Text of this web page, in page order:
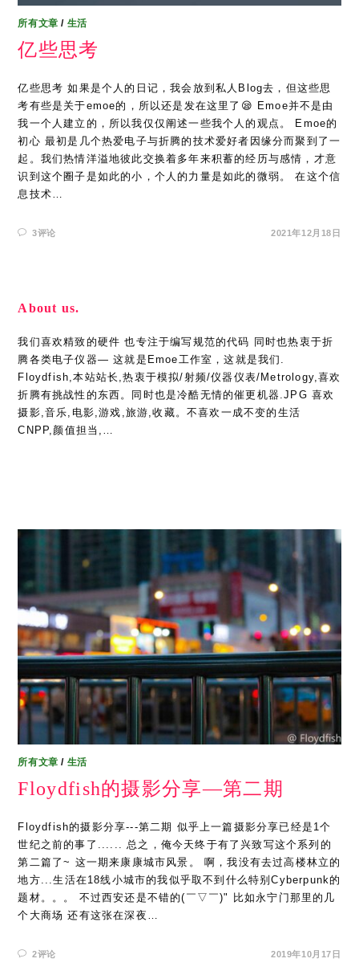
所有文章 / 生活
亿些思考
亿些思考 如果是个人的日记，我会放到私人Blog去，但这些思
考有些是关于emoe的，所以还是发在这里了😪 Emoe并不是由
我一个人建立的，所以我仅仅阐述一些我个人的观点。 Emoe的
初心 最初是几个热爱电子与折腾的技术爱好者因缘分而聚到了一
起。我们热情洋溢地彼此交换着多年来积蓄的经历与感情，才意
识到这个圈子是如此的小，个人的力量是如此的微弱。 在这个信
息技术…
3评论 2021年12月18日
About us.
我们喜欢精致的硬件 也专注于编写规范的代码 同时也热衷于折
腾各类电子仪器— 这就是Emoe工作室，这就是我们.
Floydfish,本站站长,热衷于模拟/射频/仪器仪表/Metrology,喜欢
折腾有挑战性的东西。同时也是冷酷无情的催更机器.JPG 喜欢
摄影,音乐,电影,游戏,旅游,收藏。不喜欢一成不变的生活
CNPP,颜值担当,…
所有文章 / 生活
Floydfish的摄影分享—第二期
Floydfish的摄影分享---第二期 似乎上一篇摄影分享已经是1个
世纪之前的事了...... 总之，俺今天终于有了兴致写这个系列的
第二篇了~ 这一期来康康城市风景。 啊，我没有去过高楼林立的
地方...生活在18线小城市的我似乎取不到什么特别Cyberpunk的
题材。。。 不过西安还是不错的(￣▽￣)" 比如永宁门那里的几
个大商场 还有这张在深夜…
2评论 2019年10月17日